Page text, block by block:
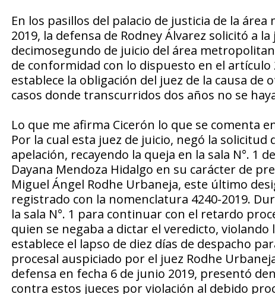
En los pasillos del palacio de justicia de la
2019, la defensa de Rodney Álvarez solicitó a
decimosegundo de juicio del área
de conformidad con lo dispuesto en el
establece la obligación del juez de la causa
casos donde transcurridos dos años no se
Lo que me afirma Cicerón lo que se comenta
Por la cual esta juez de juicio, negó la
apelación, recayendo la queja en la sala N°. 1
Dayana Mendoza Hidalgo en su carácter de
Miguel Ángel Rodhe Urbaneja, este último
registrado con la nomenclatura 4240-2019.
la sala N°. 1 para continuar con el retardo
quien se negaba a dictar el veredicto, violando
establece el lapso de diez días de despacho
procesal auspiciado por el juez Rodhe
defensa en fecha 6 de junio 2019, presentó
contra estos jueces por violación al debido